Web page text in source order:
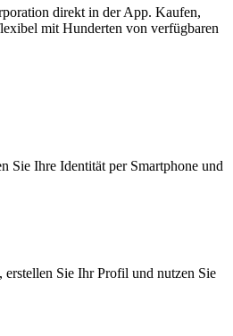
direkt in der App. Kaufen,
mit Hunderten von verfügbaren
Sie Ihre Identität per Smartphone und
Sie Ihr Profil und nutzen Sie